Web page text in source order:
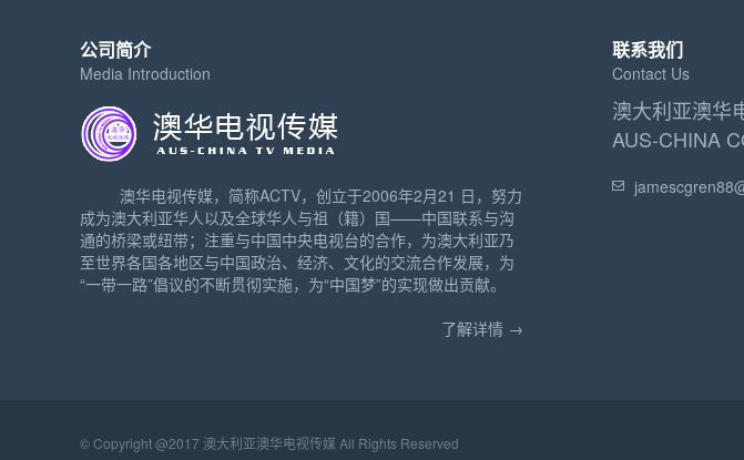
公司简介
Media Introduction
澳华电视传媒，简称ACTV，创立于2006年2月21 日，努力
成为澳大利亚华人以及全球华人与祖（籍）国——中国联系与沟
通的桥梁或纽带；注重与中国中央电视台的合作，为澳大利亚乃
至世界各国各地区与中国政治、经济、文化的交流合作发展，为
“一带一路”倡议的不断贯彻实施，为“中国梦”的实现做出贡献。
了解详情 →
联系我们
Contact Us
澳大利亚澳华
AUS-CHINA
© Copyright @2017 澳大利亚澳华电视传媒 All Rights Reserved